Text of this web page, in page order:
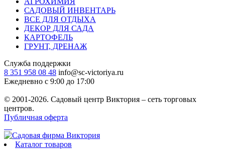
САДОВЫЙ ИНВЕНТАРЬ
ВСЕ ДЛЯ ОТДЫХА
ДЕКОР ДЛЯ САДА
КАРТОФЕЛЬ
ГРУНТ, ДРЕНАЖ
Служба поддержки
8 351 958 08 48 info@sc-victoriya.ru
Ежедневно с 9:00 до 17:00
© 2001-2026. Садовый центр Виктория – сеть торговых
центров.
Публичная оферта
Каталог товаров